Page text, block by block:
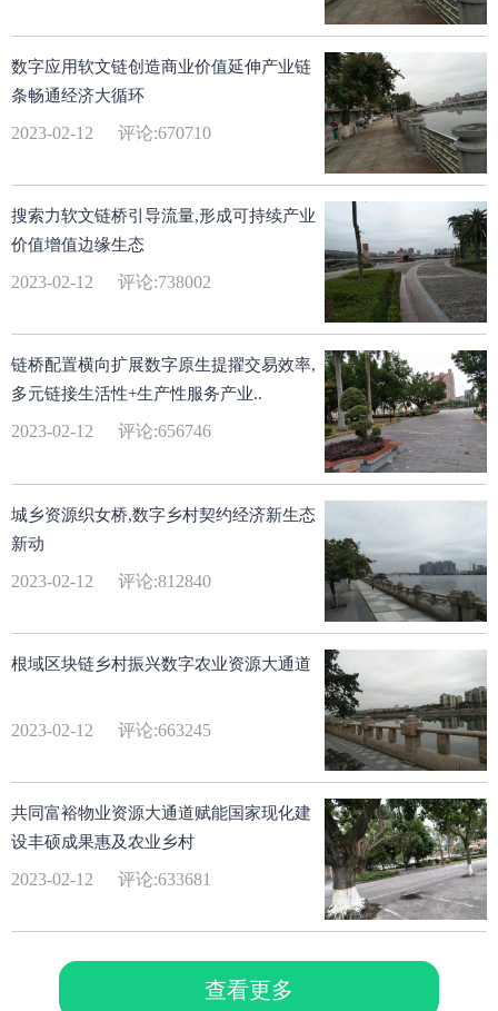
数字应用软文链创造商业价值延伸产业链
条畅通经济大循环
2023-02-12 评论:670710
搜索力软文链桥引导流量,形成可持续产业
价值增值边缘生态
2023-02-12 评论:738002
链桥配置横向扩展数字原生提擢交易效率,
多元链接生活性+生产性服务产业..
2023-02-12 评论:656746
城乡资源织女桥,数字乡村契约经济新生态
新动
2023-02-12 评论:812840
根域区块链乡村振兴数字农业资源大通道
2023-02-12 评论:663245
共同富裕物业资源大通道赋能国家现化建
设丰硕成果惠及农业乡村
2023-02-12 评论:633681
查看更多